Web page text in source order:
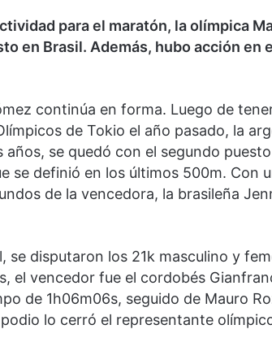
para el maratón, la olímpica
en Brasil. Además, hubo acción en
continúa en forma. Luego de
de Tokio el año pasado, la
años, se quedó con el segundo
se definió en los últimos 500m. Con
de la vencedora, la brasileña
se disputaron los 21k masculino y
el vencedor fue el cordobés
de 1h06m06s, seguido de Mauro
lo cerró el representante